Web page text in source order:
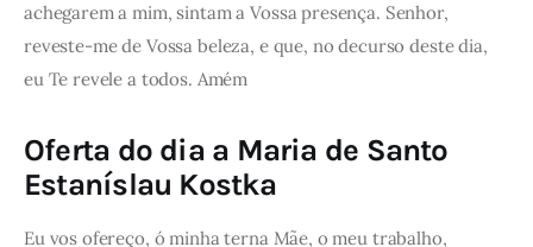
achegarem a mim, sintam a Vossa presença. Senhor,
reveste-me de Vossa beleza, e que, no decurso deste dia,
eu Te revele a todos. Amém
Oferta do dia a Maria de Santo
Estaníslau Kostka
Eu vos ofereço, ó minha terna Mãe, o meu trabalho,